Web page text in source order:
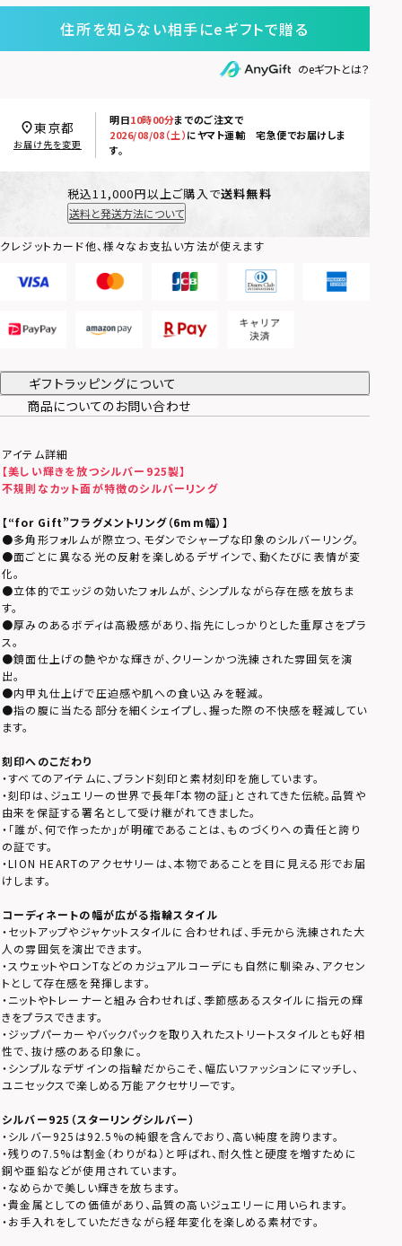
住所を知らない相手にeギフトで贈る
のeギフトとは？
明日10時00分までのご注文で
2026/08/08（土）にヤマト運輸 宅急便でお届けしま
す。
東京都
お届け先を変更
税込11,000円以上ご購入で送料無料
送料と発送方法について
クレジットカード他、様々なお支払い方法が使えます
ギフトラッピングについて
商品についてのお問い合わせ
アイテム詳細
【美しい輝きを放つシルバー925製】
不規則なカット面が特徴のシルバーリング
【“for Gift”フラグメントリング（6mm幅）】
●多角形フォルムが際立つ、モダンでシャープな印象のシルバーリング。
●面ごとに異なる光の反射を楽しめるデザインで、動くたびに表情が変
化。
●立体的でエッジの効いたフォルムが、シンプルながら存在感を放ちま
す。
●厚みのあるボディは高級感があり、指先にしっかりとした重厚さをプラ
ス。
●鏡面仕上げの艶やかな輝きが、クリーンかつ洗練された雰囲気を演
出。
●内甲丸仕上げで圧迫感や肌への食い込みを軽減。
●指の腹に当たる部分を細くシェイプし、握った際の不快感を軽減してい
ます。
刻印へのこだわり
・すべてのアイテムに、ブランド刻印と素材刻印を施しています。
・刻印は、ジュエリーの世界で長年「本物の証」とされてきた伝統。品質や
由来を保証する署名として受け継がれてきました。
・「誰が、何で作ったか」が明確であることは、ものづくりへの責任と誇り
の証です。
・LION HEARTのアクセサリーは、本物であることを目に見える形でお届
けします。
コーディネートの幅が広がる指輪スタイル
・セットアップやジャケットスタイルに合わせれば、手元から洗練された大
人の雰囲気を演出できます。
・スウェットやロンTなどのカジュアルコーデにも自然に馴染み、アクセン
トとして存在感を発揮します。
・ニットやトレーナーと組み合わせれば、季節感あるスタイルに指元の輝
きをプラスできます。
・ジップパーカーやバックパックを取り入れたストリートスタイルとも好相
性で、抜け感のある印象に。
・シンプルなデザインの指輪だからこそ、幅広いファッションにマッチし、
ユニセックスで楽しめる万能アクセサリーです。
シルバー925（スターリングシルバー）
・シルバー925は92.5%の純銀を含んでおり、高い純度を誇ります。
・残りの7.5%は割金（わりがね）と呼ばれ、耐久性と硬度を増すために
銅や亜鉛などが使用されています。
・なめらかで美しい輝きを放ちます。
・貴金属としての価値があり、品質の高いジュエリーに用いられます。
・お手入れをしていただきながら経年変化を楽しめる素材です。